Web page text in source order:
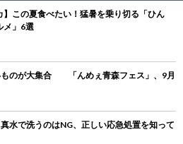
】この夏食べたい！猛暑を乗り切る「ひん
メ」6選
ものが大集合 「んめぇ青森フェス」、9月
水で洗うのはNG、正しい応急処置を知って